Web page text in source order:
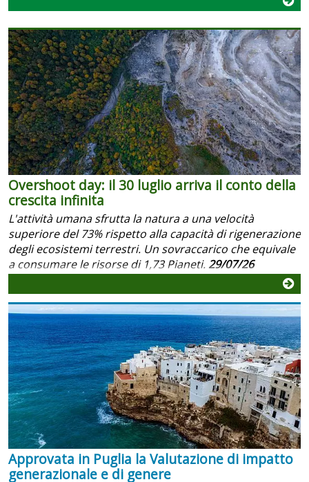
Overshoot day: il 30 luglio arriva il conto della
crescita infinita
L'attività umana sfrutta la natura a una velocità
superiore del 73% rispetto alla capacità di rigenerazione
degli ecosistemi terrestri. Un sovraccarico che equivale
a consumare le risorse di 1,73 Pianeti.29/07/26
Approvata in Puglia la Valutazione di impatto
generazionale e di genere